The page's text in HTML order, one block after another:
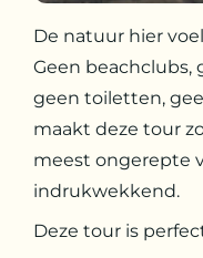
De natuur hier
Geen beachclubs,
geen toiletten,
maakt deze tour
meest ongerepte
indrukwekkend.
Deze tour is